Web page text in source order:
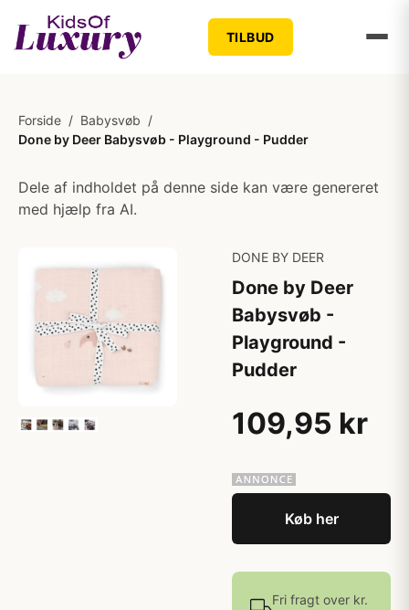
TILBUD
Forside / Babysvøb /
Done by Deer Babysvøb - Playground - Pudder
Dele af indholdet på denne side kan være genereret
med hjælp fra AI.
DONE BY DEER
Done by Deer
Babysvøb -
Playground -
Pudder
109,95 kr
Køb her
Fri fragt over kr.